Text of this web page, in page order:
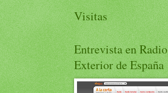
Visitas
Entrevista en Radio
Exterior de España